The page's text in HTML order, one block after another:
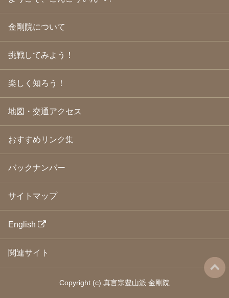
2009年6月(22)
2009年5月(20)
2009年4月
(24)
2009年3月(21)
2009年2月(19)
2009年1月(25)
2008年10月
(31)
2008年9月(24)
2008年8月(24)
2008年5月(21)
(24)
2008年2月 (21)
2008年1月(23)
2007年12月
2007年9月
2007年8月(26)
(18)
金剛院について
挑戦してみよう！
楽しく知ろう！
地図・交通アクセス
おすすめリンク集
バックナンバー
サイトマップ
English
関連サイト
Copyright (c) 真言宗豊山派 金剛院